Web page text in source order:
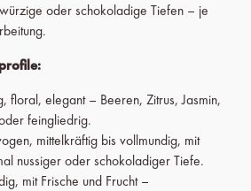
oder schokoladige Tiefen – je
floral, elegant – Beeren, Zitrus, Jasmin,
feingliedrig.
mittelkräftig bis vollmundig, mit
nussiger oder schokoladiger Tiefe.
mit Frische und Frucht –